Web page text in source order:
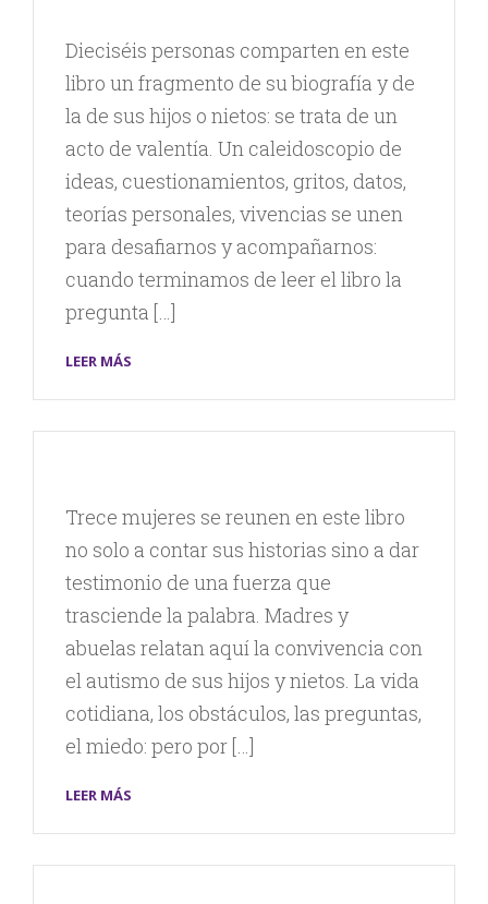
Dieciséis personas comparten en este
libro un fragmento de su biografía y de
la de sus hijos o nietos: se trata de un
acto de valentía. Un caleidoscopio de
ideas, cuestionamientos, gritos, datos,
teorías personales, vivencias se unen
para desafiarnos y acompañarnos:
cuando terminamos de leer el libro la
pregunta […]
LEER MÁS
Trece mujeres se reunen en este libro
no solo a contar sus historias sino a dar
testimonio de una fuerza que
trasciende la palabra. Madres y
abuelas relatan aquí la convivencia con
el autismo de sus hijos y nietos. La vida
cotidiana, los obstáculos, las preguntas,
el miedo: pero por […]
LEER MÁS